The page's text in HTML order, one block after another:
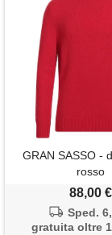
GRAN SASSO -
rosso
88,00 €
Sped.
gratuita oltre